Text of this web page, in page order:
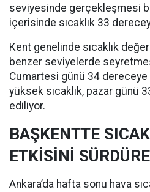
seviyesinde gerçekleşmesi
içerisinde sıcaklık 33
Kent genelinde sıcaklık
benzer seviyelerde
Cumartesi günü 34 dereceye
yüksek sıcaklık, pazar günü
ediliyor.
BAŞKENTTE
ETKİSİNİ
Ankara’da hafta sonu hava